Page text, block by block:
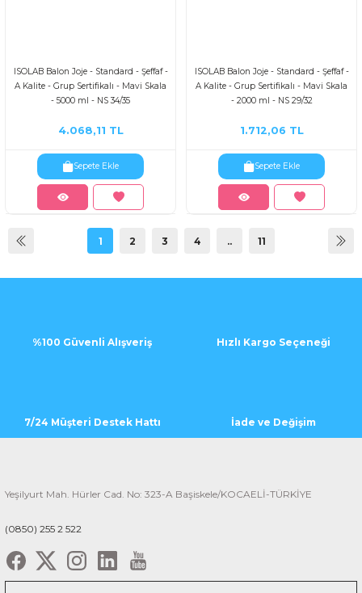
ISOLAB Balon Joje - Standard - Şeffaf -
A Kalite - Grup Sertifikalı - Mavi Skala
- 5000 ml - NS 34/35
4.068,11 TL
Sepete Ekle
ISOLAB Balon Joje - Standard - Şeffaf -
A Kalite - Grup Sertifikalı - Mavi Skala
- 2000 ml - NS 29/32
1.712,06 TL
Sepete Ekle
1 2 3 4 .. 11
%100 Güvenli Alışveriş Hızlı Kargo Seçeneği
7/24 Müşteri Destek Hattı İade ve Değişim
Yeşilyurt Mah. Hürler Cad. No: 323-A Başiskele/KOCAELİ-TÜRKİYE
(0850) 255 2 522